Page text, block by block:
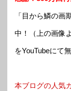
「目から鱗の画
中！（上の画像
をYouTubeにて
本ブログの人気